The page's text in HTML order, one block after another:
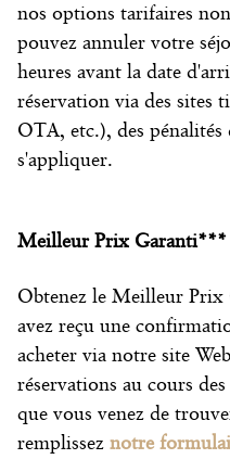
nos options tarifaires
pouvez annuler votre
heures avant la date
réservation via des sites
OTA, etc.), des
s'appliquer.
Meilleur Prix Garanti***
Obtenez le Meilleur Prix
avez reçu une
acheter via notre site
réservations au cours
que vous venez de
remplissez notre